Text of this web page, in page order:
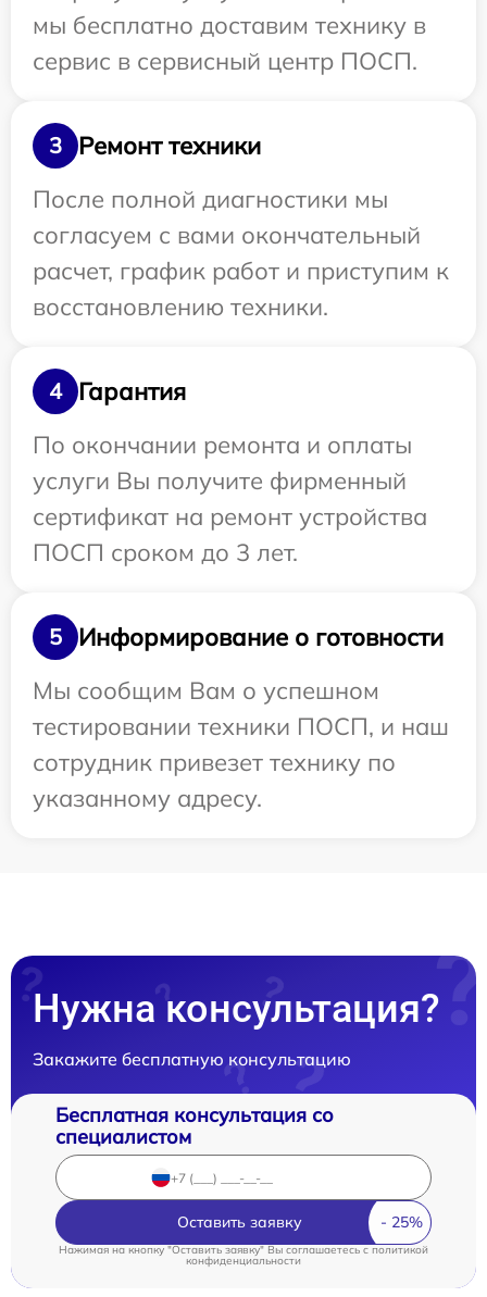
мы бесплатно доставим технику в
сервис в сервисный центр ПОСП.
3
Ремонт техники
После полной диагностики мы
согласуем с вами окончательный
расчет, график работ и приступим к
восстановлению техники.
4
Гарантия
По окончании ремонта и оплаты
услуги Вы получите фирменный
сертификат на ремонт устройства
ПОСП сроком до 3 лет.
5
Информирование о готовности
Мы сообщим Вам о успешном
тестировании техники ПОСП, и наш
сотрудник привезет технику по
указанному адресу.
Нужна консультация?
Закажите бесплатную консультацию
Бесплатная консультация со
специалистом
Оставить заявку
Нажимая на кнопку "Оставить заявку" Вы соглашаетесь c политикой
конфиденциальности